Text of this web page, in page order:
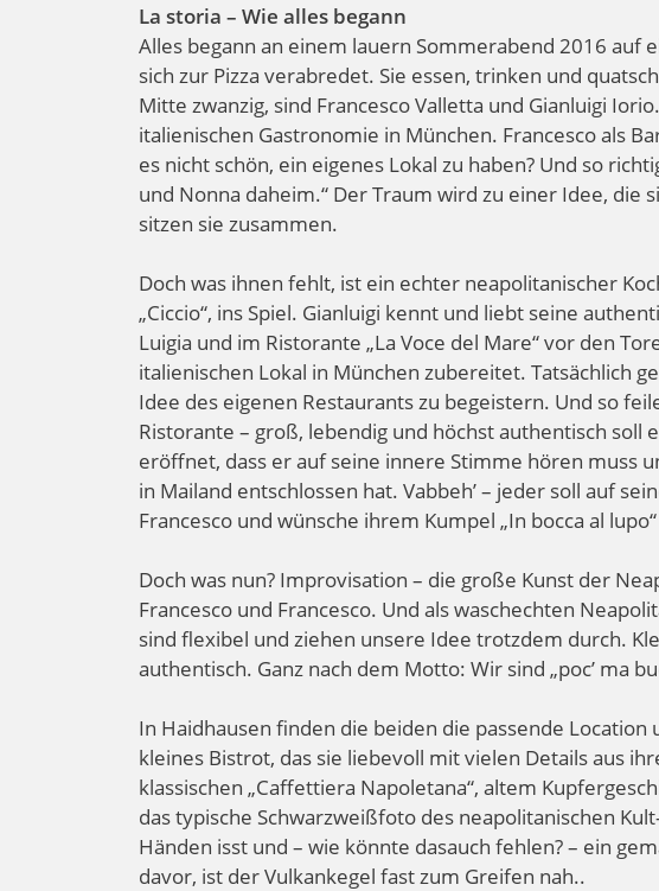
La storia – Wie alles begann
Alles begann an einem lauern Sommerabend 2016 auf
sich zur Pizza verabredet. Sie essen, trinken und
Mitte zwanzig, sind Francesco Valletta und Gianluigi
italienischen Gastronomie in München. Francesco als
es nicht schön, ein eigenes Lokal zu haben? Und so
und Nonna daheim.“ Der Traum wird zu einer Idee, die
sitzen sie zusammen.
Doch was ihnen fehlt, ist ein echter neapolitanischer
„Ciccio“, ins Spiel. Gianluigi kennt und liebt seine
Luigia und im Ristorante „La Voce del Mare“ vor den
italienischen Lokal in München zubereitet. Tatsächlich
Idee des eigenen Restaurants zu begeistern. Und so
Ristorante – groß, lebendig und höchst authentisch soll
eröffnet, dass er auf seine innere Stimme hören muss
in Mailand entschlossen hat. Vabbeh’ – jeder soll auf
Francesco und wünsche ihrem Kumpel „In bocca al
Doch was nun? Improvisation – die große Kunst der
Francesco und Francesco. Und als waschechten
sind flexibel und ziehen unsere Idee trotzdem durch.
authentisch. Ganz nach dem Motto: Wir sind „poc’ ma
In Haidhausen finden die beiden die passende
kleines Bistrot, das sie liebevoll mit vielen Details aus
klassischen „Caffettiera Napoletana“, altem
das typische Schwarzweißfoto des neapolitanischen
Händen isst und – wie könnte dasauch fehlen? – ein
davor, ist der Vulkankegel fast zum Greifen nah..